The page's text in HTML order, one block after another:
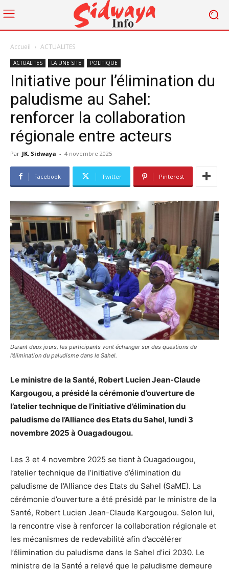
Accueil ACTUALITES
ACTUALITES LA UNE SITE POLITIQUE
Initiative pour l’élimination du
paludisme au Sahel:
renforcer la collaboration
régionale entre acteurs
Par JK. Sidwaya - 4 novembre 2025
Facebook Twitter Pinterest
Durant deux jours, les participants vont échanger sur des questions de
l’élimination du paludisme dans le Sahel.
Le ministre de la Santé, Robert Lucien Jean-Claude
Kargougou, a présidé la cérémonie d’ouverture de
l’atelier technique de l’initiative d’élimination du
paludisme de l’Alliance des Etats du Sahel, lundi 3
novembre 2025 à Ouagadougou.
Les 3 et 4 novembre 2025 se tient à Ouagadougou,
l’atelier technique de l’initiative d’élimination du
paludisme de l’Alliance des Etats du Sahel (SaME). La
cérémonie d’ouverture a été présidé par le ministre de la
Santé, Robert Lucien Jean-Claude Kargougou. Selon lui,
la rencontre vise à renforcer la collaboration régionale et
les mécanismes de redevabilité afin d’accélérer
l’élimination du paludisme dans le Sahel d’ici 2030. Le
ministre de la Santé a relevé que le paludisme demeure